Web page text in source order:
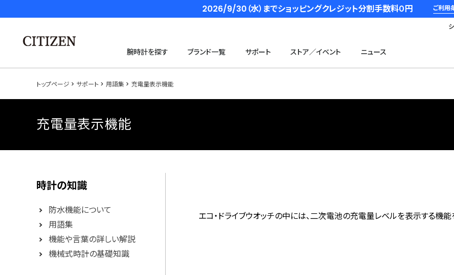
2026/9/30（水）までショッピングクレジット分割手数料０円 ご利用
腕時計を探す ブランド一覧 サポート ストア／イベント ニュース
トップページ サポート 用語集 充電量表示機能
充電量表示機能
時計の知識
防水機能について
用語集
機能や言葉の詳しい解説
機械式時計の基礎知識
エコ・ドライブウオッチの中には、二次電池の充電量レベルを表示する機能